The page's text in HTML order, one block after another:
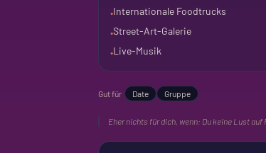
•Internationale Foodtrucks
•Street-Art-Galerie
•Live-Musik
Gut für Date Gruppe
Eher nichts für dich, wenn: Du keine Lust auf